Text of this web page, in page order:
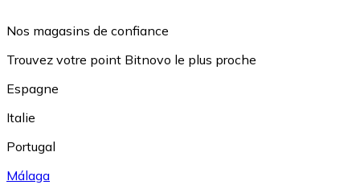
Nos magasins de confiance
Trouvez votre point Bitnovo le plus proche
Espagne
Italie
Portugal
Málaga